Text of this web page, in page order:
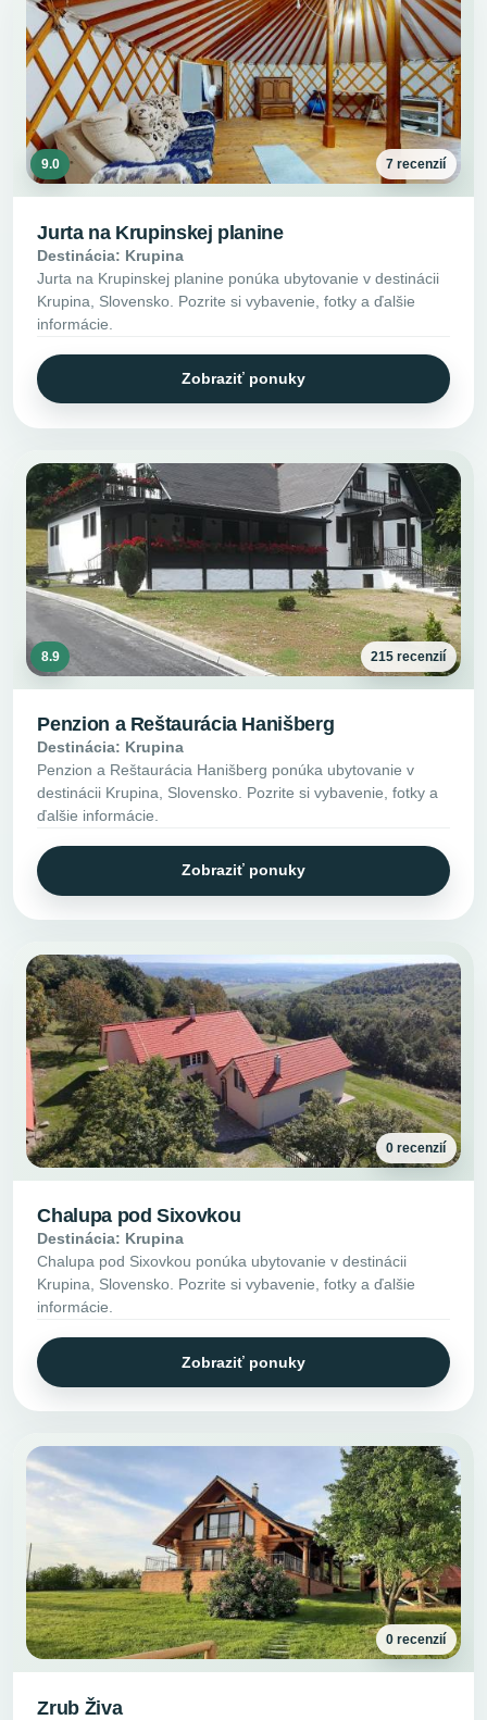
9.0 7 recenzií
Jurta na Krupinskej planine
Destinácia: Krupina
Jurta na Krupinskej planine ponúka ubytovanie v destinácii
Krupina, Slovensko. Pozrite si vybavenie, fotky a ďalšie
informácie.
Zobraziť ponuky
8.9 215 recenzií
Penzion a Reštaurácia Hanišberg
Destinácia: Krupina
Penzion a Reštaurácia Hanišberg ponúka ubytovanie v
destinácii Krupina, Slovensko. Pozrite si vybavenie, fotky a
ďalšie informácie.
Zobraziť ponuky
0 recenzií
Chalupa pod Sixovkou
Destinácia: Krupina
Chalupa pod Sixovkou ponúka ubytovanie v destinácii
Krupina, Slovensko. Pozrite si vybavenie, fotky a ďalšie
informácie.
Zobraziť ponuky
0 recenzií
Zrub Živa